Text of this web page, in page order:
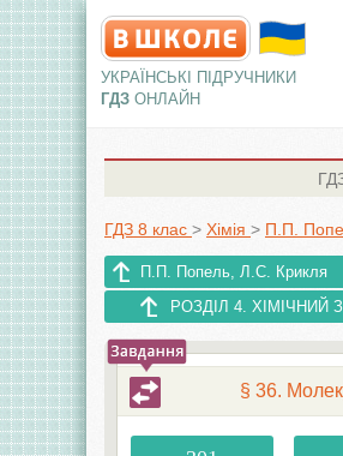
УКРАЇНСЬКІ ПІДРУЧНИКИ
ГДЗ ОНЛАЙН
ГДЗ 8 клас > Хімія > П.П.
П.П. Попель, Л.С. Крикля
РОЗДІЛ 4. ХІМІЧНИЙ
§ 36.